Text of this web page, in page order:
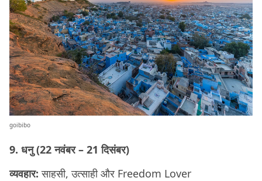
goibibo
9. धनु (22 नवंबर – 21 दिसंबर)
व्यवहार: साहसी, उत्साही और Freedom Lover